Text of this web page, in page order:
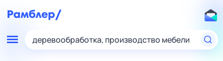
деревообработка, производство мебели